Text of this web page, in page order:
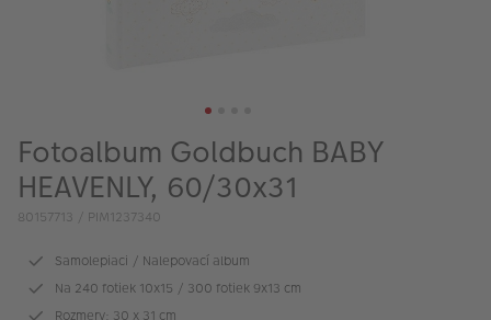
Fotoalbum Goldbuch BABY
HEAVENLY, 60/30x31
80157713 / PIM1237340
Samolepiaci / Nalepovací album
Na 240 fotiek 10x15 / 300 fotiek 9x13 cm
Rozmery: 30 x 31 cm